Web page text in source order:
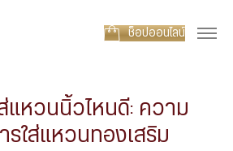
ช็อปออนไลน์
แหวนนิ้วไหนดี: ความ
รใส่แหวนทองเสริม